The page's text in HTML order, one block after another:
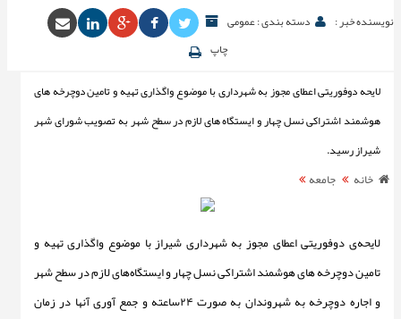
جامعه
سیاست
آرشیو
ارتباط با ما
چاپ
دسته بندی : عمومی نویسنده خبر :
لایحه دوفوریتی اعطای مجوز به شهرداری با موضوع واگذاری تهیه و تامین دوچرخه های
هوشمند اشتراکی نسل چهار و ایستگاه های لازم در سطح شهر به تصویب شورای شهر
شیراز رسید.
خانه جامعه
لایحه‌ی دوفوریتی اعطای مجوز به شهرداری شیراز با موضوع واگذاری تهیه و
تامین دوچرخه های هوشمند اشتراکی نسل چهار و ایستگاه‌های لازم در سطح شهر
و اجاره دوچرخه به شهروندان به صورت ۲۴ساعته و جمع آوری آنها در زمان